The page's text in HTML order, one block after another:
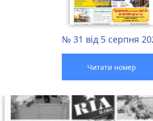
№ 31 від 5 серпня
Читати номер